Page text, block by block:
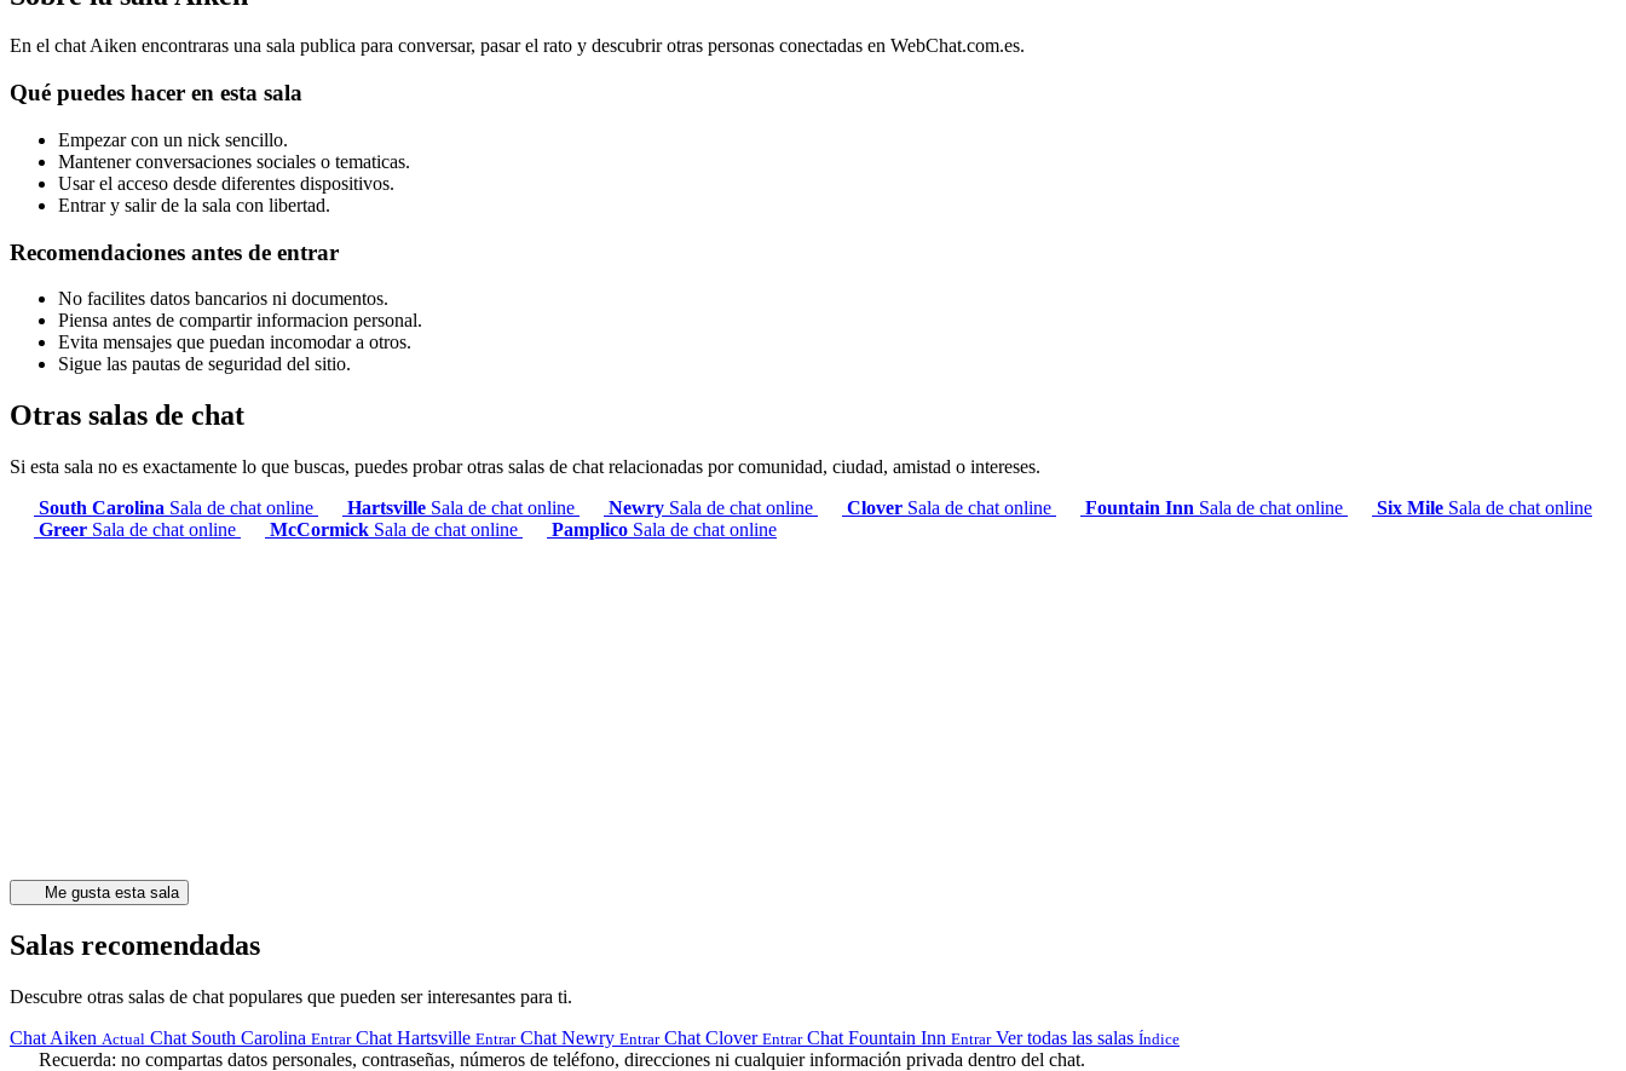
En el chat Aiken encontraras una sala publica para conversar, pasar el rato y descubrir otras personas conectadas en WebChat.com.es.
Qué puedes hacer en esta sala
Empezar con un nick sencillo.
Mantener conversaciones sociales o tematicas.
Usar el acceso desde diferentes dispositivos.
Entrar y salir de la sala con libertad.
Recomendaciones antes de entrar
No facilites datos bancarios ni documentos.
Piensa antes de compartir informacion personal.
Evita mensajes que puedan incomodar a otros.
Sigue las pautas de seguridad del sitio.
Otras salas de chat
Si esta sala no es exactamente lo que buscas, puedes probar otras salas de chat relacionadas por comunidad, ciudad, amistad o intereses.
South Carolina Sala de chat online Hartsville Sala de chat online Newry Sala de chat online Clover Sala de chat online Fountain Inn Sala de chat online Six Mile Sala de chat online
Greer Sala de chat online McCormick Sala de chat online Pamplico Sala de chat online
Me gusta esta sala
Salas recomendadas
Descubre otras salas de chat populares que pueden ser interesantes para ti.
Chat Aiken Actual Chat South Carolina Entrar Chat Hartsville Entrar Chat Newry Entrar Chat Clover Entrar Chat Fountain Inn Entrar Ver todas las salas Índice
Recuerda: no compartas datos personales, contraseñas, números de teléfono, direcciones ni cualquier información privada dentro del chat.